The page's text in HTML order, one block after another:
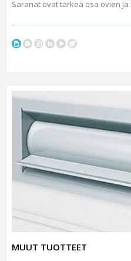
Saranat ovat tärkeä osa ovien
MUUT TUOTTEET